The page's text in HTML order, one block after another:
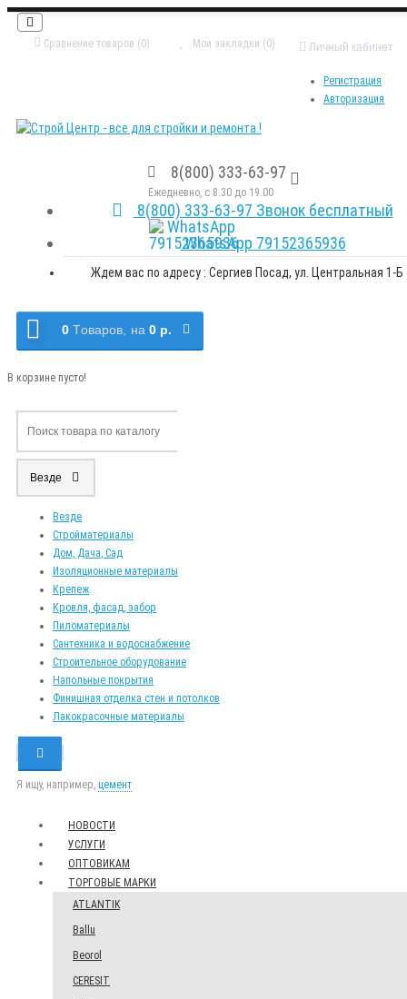
Личный кабинет
Регистрация
Авторизация
Мои закладки (0)
Сравнение товаров (0)
8(800) 333-63-97
Ежедневно, с 8.30 до 19.00
8(800) 333-63-97 Звонок бесплатный
WhatsApp 79152365936
Ждем вас по адресу : Сергиев Посад, ул. Центральная 1-Б
0 Tоваров, на 0 р.
В корзине пусто!
Везде
Везде
Стройматериалы
Дом, Дача, Сад
Изоляционные материалы
Крепеж
Кровля, фасад, забор
Пиломатериалы
Сантехника и водоснабжение
Строительное оборудование
Напольные покрытия
Финишная отделка стен и потолков
Лакокрасочные материалы
Я ищу, например, цемент
НОВОСТИ
УСЛУГИ
ОПТОВИКАМ
ТОРГОВЫЕ МАРКИ
ATLANTIK
Ballu
Beorol
CERESIT